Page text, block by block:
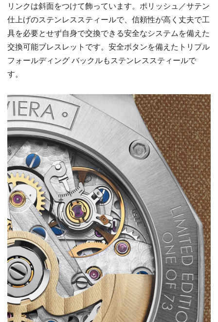
リンクは斜面をつけて飾っています。ポリッシュ／サテン
仕上げのステンレススティールで、信頼性が高く丈夫で工
具を必要とせず自身で交換できる安全なシステムを備えた
交換可能ブレスレットです。安全ボタンを備えたトリプル
フォールディング バックルもステンレススティールで
す。